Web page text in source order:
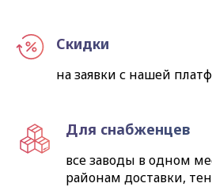
Скидки
на заявки с нашей
Для снабженцев
все заводы в одном
районам доставки,